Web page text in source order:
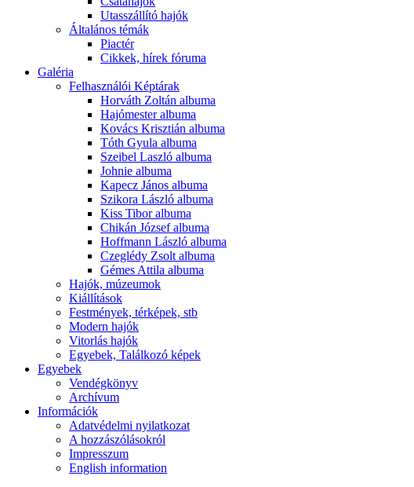
Utasszállító hajók
Általános témák
Piactér
Cikkek, hírek fóruma
Galéria
Felhasználói Képtárak
Horváth Zoltán albuma
Hajómester albuma
Kovács Krisztián albuma
Tóth Gyula albuma
Szeibel Laszló albuma
Johnie albuma
Kapecz János albuma
Szikora László albuma
Kiss Tibor albuma
Chikán József albuma
Hoffmann László albuma
Czeglédy Zsolt albuma
Gémes Attila albuma
Hajók, múzeumok
Kiállítások
Festmények, térképek, stb
Modern hajók
Vitorlás hajók
Egyebek, Találkozó képek
Egyebek
Vendégkönyv
Archívum
Információk
Adatvédelmi nyilatkozat
A hozzászólásokról
Impresszum
English information